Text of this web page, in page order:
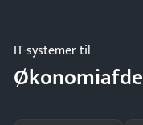
IT-systemer til